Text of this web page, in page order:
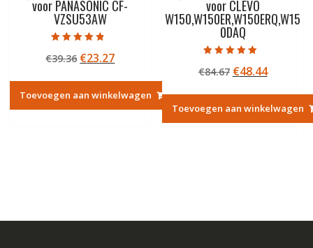
voor PANASONIC CF-
VZSU53AW
4.50
uit 5
€39.36 Oorspronkelijke
was:
€39.36.
€23.27Huidige
is:
€23.27.
Toevoegen aan winkelwagen
voor CLEVO
W150,W150ER,W150ERQ,W15
0DAQ
5.00
uit 5
€84.67
was:
€84.67.
€48.44Huidige
is:
€48.44.
Toevoegen aan winkelwagen